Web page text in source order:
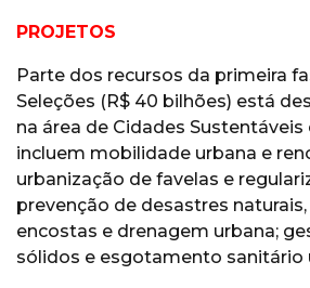
PROJETOS
Parte dos recursos da primeira
Seleções (R$ 40 bilhões) está
na área de Cidades Sustentáveis
incluem mobilidade urbana e
urbanização de favelas e
prevenção de desastres
encostas e drenagem urbana;
sólidos e esgotamento sanitário